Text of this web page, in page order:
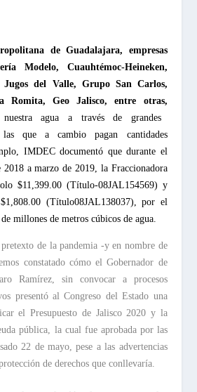
de Guadalajara, empresas
Modelo, Cuauhtémoc-Heineken,
Jugos del Valle, Grupo San Carlos,
Romita, Geo Jalisco, entre otras,
nuestra agua a través de grandes
las que a cambio pagan cantidades
IMDEC documentó que durante el
a marzo de 2019, la Fraccionadora
$11,399.00 (Título-08JAL154569) y
(Título08JAL138037), por el
millones de metros cúbicos de agua.
de la pandemia -y en nombre de
constatado cómo el Gobernador de
Ramírez, sin convocar a procesos
presentó al Congreso del Estado una
el Presupuesto de Jalisco 2020 y la
pública, la cual fue aprobada por las
22 de mayo, pese a las advertencias
de derechos que conllevaría.